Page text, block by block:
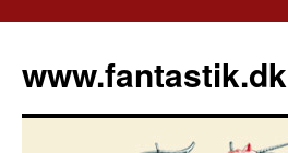
indhold
www.fantastik.dk